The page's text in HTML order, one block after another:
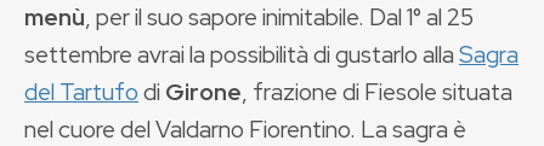
menù, per il suo sapore inimitabile. Dal 1° al 25
settembre avrai la possibilità di gustarlo allaSagra
del Tartufodi Girone, frazione di Fiesole situata
nel cuore del Valdarno Fiorentino. La sagra è